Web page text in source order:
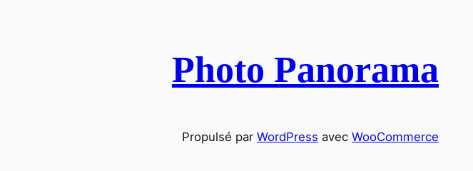
r
c
Photo Panorama
Propulsé par WordPress avec WooCommerce